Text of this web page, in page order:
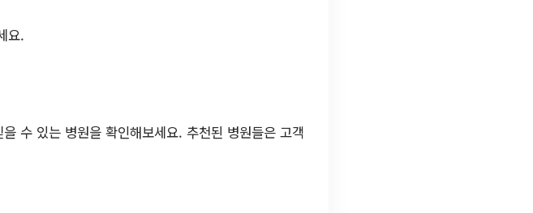
요.
수 있는 병원을 확인해보세요. 추천된 병원들은 고객